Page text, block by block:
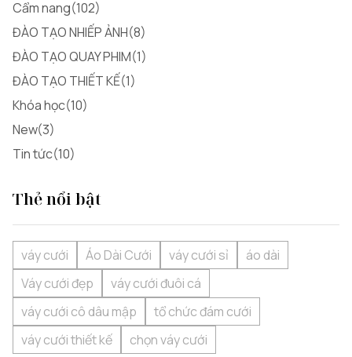
Cẩm nang(102)
ĐÀO TẠO NHIẾP ẢNH(8)
ĐÀO TẠO QUAY PHIM(1)
ĐÀO TẠO THIẾT KẾ(1)
Khóa học(10)
New(3)
Tin tức(10)
Thẻ nổi bật
váy cưới Áo Dài Cưới váy cưới sỉ
áo dài
Váy cưới đẹp
váy cưới đuôi cá
váy cưới cô dâu mập
tổ chức đám cưới
váy cưới thiết kế
chọn váy cưới